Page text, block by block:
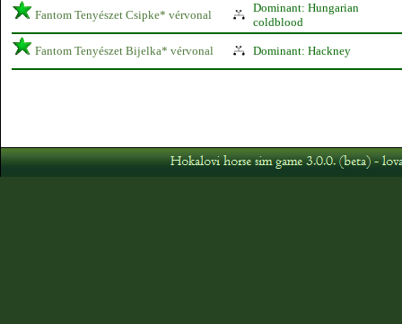
Fantom Tenyészet Csipke* vérvonal
Dominant: Hungarian
coldblood
Fantom Tenyészet Bijelka* vérvonal Dominant: Hackney